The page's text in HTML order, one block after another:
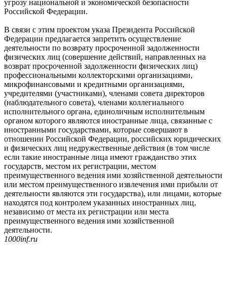
угрозу национальной и экономической безопасности
Российской Федерации.
В связи с этим проектом указа Президента Российской
Федерации предлагается запретить осуществление
деятельности по возврату просроченной задолженности
физических лиц (совершение действий, направленных на
возврат просроченной задолженности физических лиц)
профессиональными коллекторскими организациями,
микрофинансовыми и кредитными организациями,
учредителями (участниками), членами совета директоров
(наблюдательного совета), членами коллегиального
исполнительного органа, единоличным исполнительным
органом которого являются иностранные лица, связанные с
иностранными государствами, которые совершают в
отношении Российской Федерации, российских юридических
и физических лиц недружественные действия (в том числе
если такие иностранные лица имеют гражданство этих
государств, местом их регистрации, местом
преимущественного ведения ими хозяйственной деятельности
или местом преимущественного извлечения ими прибыли от
деятельности являются эти государства), или лицами, которые
находятся под контролем указанных иностранных лиц,
независимо от места их регистрации или места
преимущественного ведения ими хозяйственной
деятельности.
1000inf.ru